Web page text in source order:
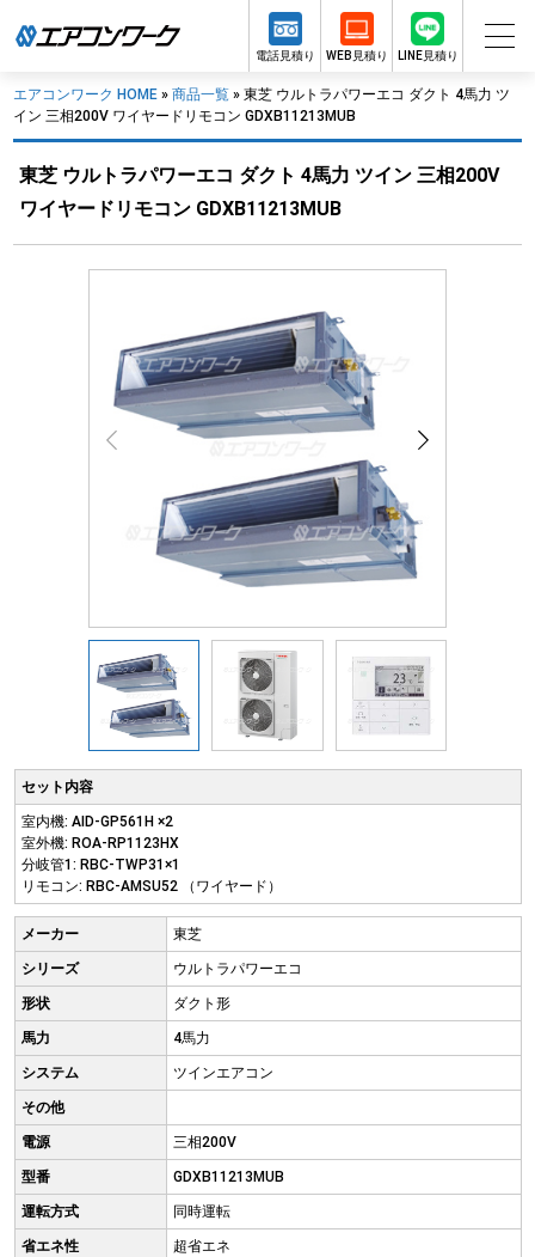
電話見積り WEB見積り LINE見積り
エアコンワーク HOME » 商品一覧 » 東芝 ウルトラパワーエコ ダクト 4馬力 ツ
イン 三相200V ワイヤードリモコン GDXB11213MUB
東芝 ウルトラパワーエコ ダクト 4馬力 ツイン 三相200V
ワイヤードリモコン GDXB11213MUB
セット内容
室内機: AID-GP561H ×2
室外機: ROA-RP1123HX
分岐管1: RBC-TWP31×1
リモコン: RBC-AMSU52 （ワイヤード）
メーカー 東芝
シリーズ ウルトラパワーエコ
形状 ダクト形
馬力 4馬力
システム ツインエアコン
その他
電源 三相200V
型番 GDXB11213MUB
運転方式 同時運転
省エネ性 超省エネ